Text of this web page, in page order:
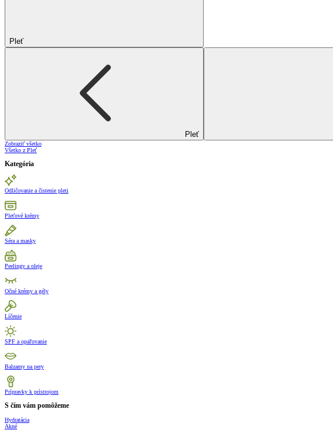
Pleť
Pleť
Zobraziť všetko
Všetko z Pleť
Kategória
Odličovanie a čistenie pleti
Pleťové krémy
Séra a masky
Peelingy a oleje
Očné krémy a gély
Líčenie
SPF a opaľovanie
Balzamy na pery
Prípravky k prístrojom
S čím vám pomôžeme
Hydratácia
Akné